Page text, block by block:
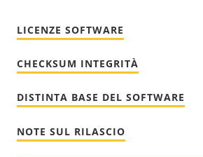
LICENZE SOFTWARE
CHECKSUM INTEGRITÀ
DISTINTA BASE DEL SOFTWARE
NOTE SUL RILASCIO